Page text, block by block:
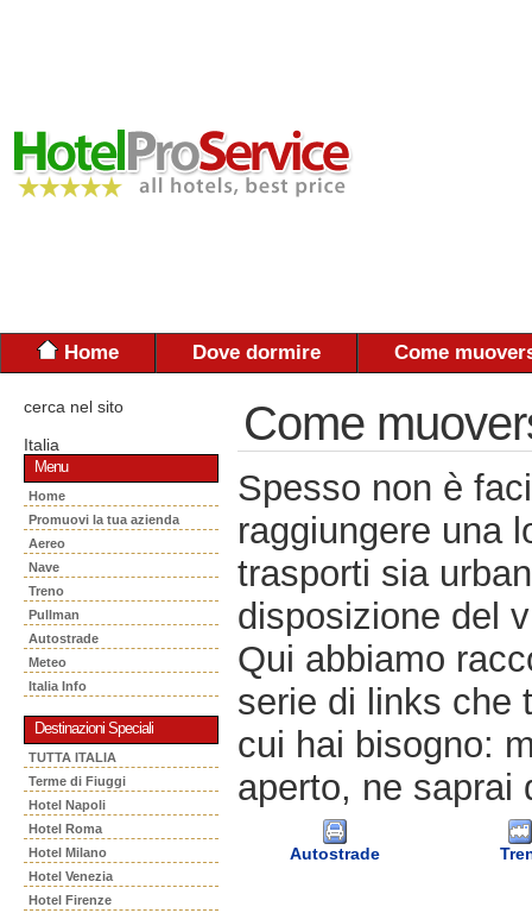
Home Dove dormire Come
cerca nel sito
Italia
Menu
Home
Promuovi la tua azienda
Aereo
Nave
Treno
Pullman
Autostrade
Meteo
Italia Info
Destinazioni Speciali
TUTTA ITALIA
Terme di Fiuggi
Hotel Napoli
Hotel Roma
Hotel Milano
Hotel Venezia
Hotel Firenze
Come
Spesso non è
raggiungere una
trasporti sia
disposizione del
Qui abbiamo
serie di links che
cui hai bisogno:
aperto, ne saprai
Autostrade